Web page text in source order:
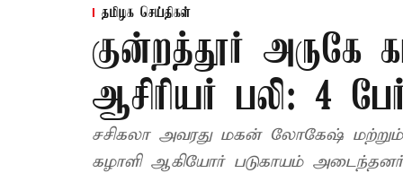
தமிழக செய்திகள்
குன்றத்தூர் அருகே
ஆசிரியர் பலி: 4
சசிகலா அவரது மகன் லோகேஷ் மற்றும்
கழாளி ஆகியோர் படுகாயம்